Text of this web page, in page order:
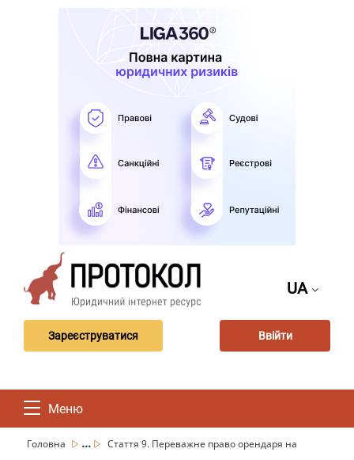
UA
Зареєструватися Ввійти
Меню
Головна ...
Стаття 9. Переважне право орендаря на